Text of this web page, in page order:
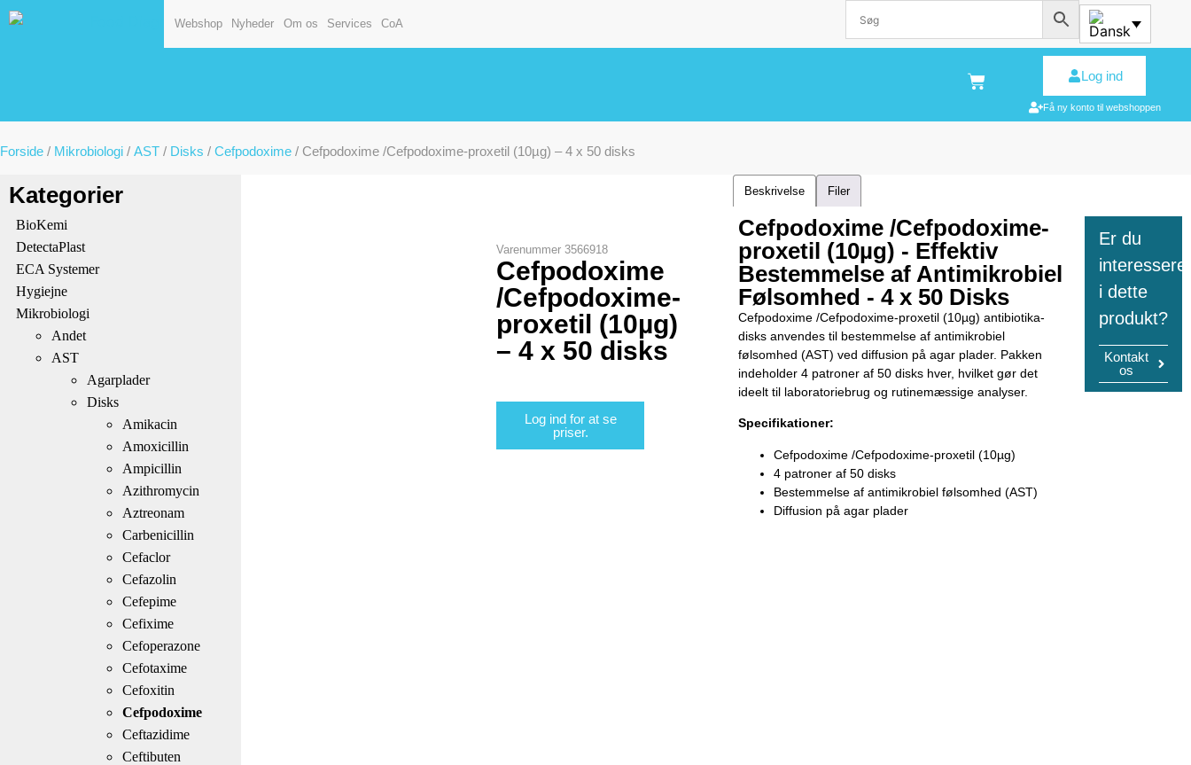
Webshop Nyheder Om os Services CoA
Log ind
Få ny konto til webshoppen
Forside / Mikrobiologi / AST / Disks / Cefpodoxime / Cefpodoxime /Cefpodoxime-proxetil (10µg) – 4 x 50 disks
Kategorier
BioKemi
DetectaPlast
ECA Systemer
Hygiejne
Mikrobiologi
Andet
AST
Agarplader
Disks
Amikacin
Amoxicillin
Ampicillin
Azithromycin
Aztreonam
Carbenicillin
Cefaclor
Cefazolin
Cefepime
Cefixime
Cefoperazone
Cefotaxime
Cefoxitin
Cefpodoxime
Ceftazidime
Ceftibuten
Varenummer 3566918
Cefpodoxime
/Cefpodoxime-
proxetil (10µg)
– 4 x 50 disks
Log ind for at se
priser.
Beskrivelse Filer
Cefpodoxime /Cefpodoxime-
proxetil (10µg) - Effektiv
Bestemmelse af Antimikrobiel
Følsomhed - 4 x 50 Disks
Cefpodoxime /Cefpodoxime-proxetil (10µg) antibiotika-
disks anvendes til bestemmelse af antimikrobiel
følsomhed (AST) ved diffusion på agar plader. Pakken
indeholder 4 patroner af 50 disks hver, hvilket gør det
ideelt til laboratoriebrug og rutinemæssige analyser.
Specifikationer:
Cefpodoxime /Cefpodoxime-proxetil (10µg)
4 patroner af 50 disks
Bestemmelse af antimikrobiel følsomhed (AST)
Diffusion på agar plader
Er du
interesseret
i dette
produkt?
Kontakt
os